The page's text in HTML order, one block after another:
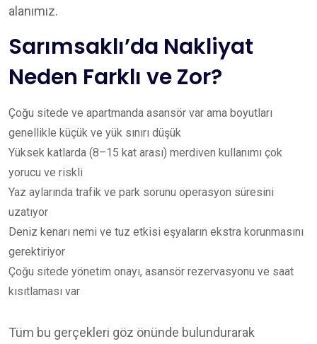
alanımız.
Sarımsaklı’da Nakliyat
Neden Farklı ve Zor?
Çoğu sitede ve apartmanda asansör var ama boyutları
genellikle küçük ve yük sınırı düşük
Yüksek katlarda (8–15 kat arası) merdiven kullanımı çok
yorucu ve riskli
Yaz aylarında trafik ve park sorunu operasyon süresini
uzatıyor
Deniz kenarı nemi ve tuz etkisi eşyaların ekstra korunmasını
gerektiriyor
Çoğu sitede yönetim onayı, asansör rezervasyonu ve saat
kısıtlaması var
Tüm bu gerçekleri göz önünde bulundurarak